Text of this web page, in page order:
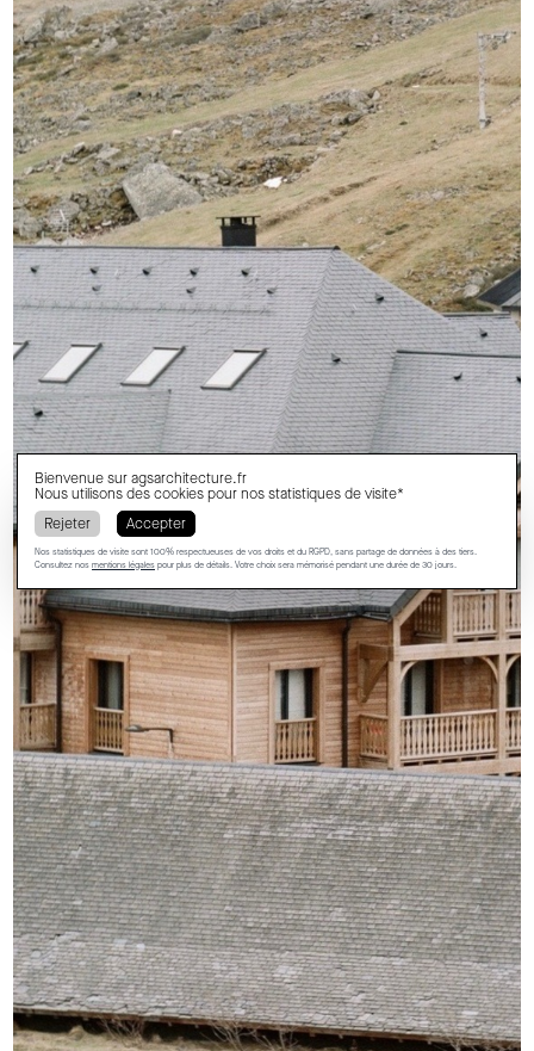
Bienvenue sur agsarchitecture.fr
Nous utilisons des cookies pour nos statistiques de visite*
Rejeter
Accepter
Nos statistiques de visite sont 100% respectueuses de vos droits et du RGPD, sans partage de données à des tiers.
Consultez nos mentions légales pour plus de détails. Votre choix sera mémorisé pendant une durée de 30 jours.